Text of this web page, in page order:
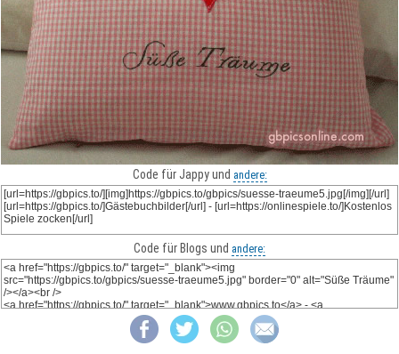
Code für Jappy und andere:
Code für Blogs und andere: